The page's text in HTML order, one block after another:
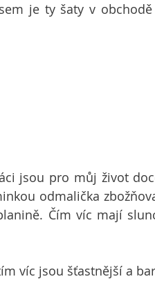
je ty šaty v obchodě
jsou pro můj život
odmalička
Čím víc mají
víc jsou šťastnější a